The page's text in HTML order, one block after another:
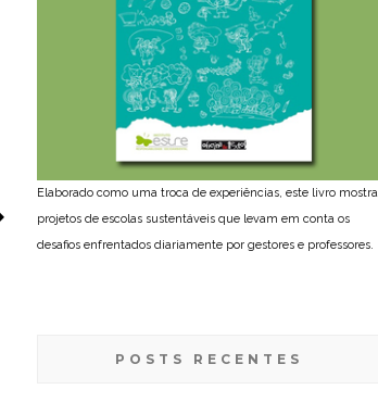
Elaborado como uma troca de experiências, este livro mostra
projetos de escolas sustentáveis que levam em conta os
desafios enfrentados diariamente por gestores e professores.
POSTS RECENTES